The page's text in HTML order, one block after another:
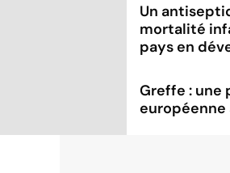
Un
mortalité
pays en
Greffe : une
européenne